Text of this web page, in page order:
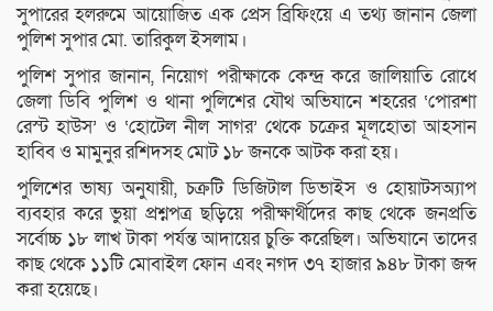
সুপারের হলরুমে আয়োজিত এক প্রেস ব্রিফিংয়ে এ তথ্য জানান জেলা
পুলিশ সুপার মো. তারিকুল ইসলাম।
পুলিশ সুপার জানান, নিয়োগ পরীক্ষাকে কেন্দ্র করে জালিয়াতি রোধে
জেলা ডিবি পুলিশ ও থানা পুলিশের যৌথ অভিযানে শহরের ‘পোরশা
রেস্ট হাউস’ ও ‘হোটেল নীল সাগর’ থেকে চক্রের মূলহোতা আহসান
হাবিব ও মামুনুর রশিদসহ মোট ১৮ জনকে আটক করা হয়।
পুলিশের ভাষ্য অনুযায়ী, চক্রটি ডিজিটাল ডিভাইস ও হোয়াটসঅ্যাপ
ব্যবহার করে ভুয়া প্রশ্নপত্র ছড়িয়ে পরীক্ষার্থীদের কাছ থেকে জনপ্রতি
সর্বোচ্চ ১৮ লাখ টাকা পর্যন্ত আদায়ের চুক্তি করেছিল। অভিযানে তাদের
কাছ থেকে ১১টি মোবাইল ফোন এবং নগদ ৩৭ হাজার ৯৪৮ টাকা জব্দ
করা হয়েছে।